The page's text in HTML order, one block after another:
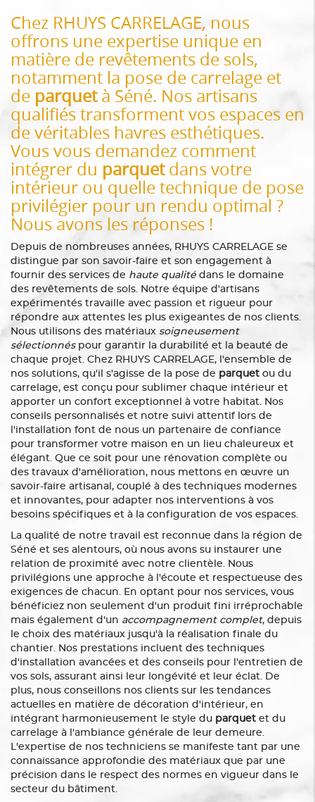
Chez RHUYS CARRELAGE, nous
offrons une expertise unique en
matière de revêtements de sols,
notamment la pose de carrelage et
de parquetà Séné. Nos artisans
qualifiés transforment vos espaces en
de véritables havres esthétiques.
Vous vous demandez comment
intégrer du parquetdans votre
intérieur ou quelle technique de pose
privilégier pour un rendu optimal ?
Nous avons les réponses !
Depuis de nombreuses années, RHUYS CARRELAGE se
distingue par son savoir-faire et son engagement à
fournir des services de haute qualité dans le domaine
des revêtements de sols. Notre équipe d'artisans
expérimentés travaille avec passion et rigueur pour
répondre aux attentes les plus exigeantes de nos clients.
Nous utilisons des matériaux soigneusement
sélectionnéspour garantir la durabilité et la beauté de
chaque projet. Chez RHUYS CARRELAGE, l'ensemble de
nos solutions, qu'il s'agisse de la pose de parquet ou du
carrelage, est conçu pour sublimer chaque intérieur et
apporter un confort exceptionnel à votre habitat. Nos
conseils personnalisés et notre suivi attentif lors de
l'installation font de nous un partenaire de confiance
pour transformer votre maison en un lieu chaleureux et
élégant. Que ce soit pour une rénovation complète ou
des travaux d'amélioration, nous mettons en œuvre un
savoir-faire artisanal, couplé à des techniques modernes
et innovantes, pour adapter nos interventions à vos
besoins spécifiques et à la configuration de vos espaces.
La qualité de notre travail est reconnue dans la région de
Séné et ses alentours, où nous avons su instaurer une
relation de proximité avec notre clientèle. Nous
privilégions une approche à l'écoute et respectueuse des
exigences de chacun. En optant pour nos services, vous
bénéficiez non seulement d'un produit fini irréprochable
mais également d'un accompagnement complet, depuis
le choix des matériaux jusqu'à la réalisation finale du
chantier. Nos prestations incluent des techniques
d'installation avancées et des conseils pour l'entretien de
vos sols, assurant ainsi leur longévité et leur éclat. De
plus, nous conseillons nos clients sur les tendances
actuelles en matière de décoration d'intérieur, en
intégrant harmonieusement le style du parquet et du
carrelage à l'ambiance générale de leur demeure.
L'expertise de nos techniciens se manifeste tant par une
connaissance approfondie des matériaux que par une
précision dans le respect des normes en vigueur dans le
secteur du bâtiment.